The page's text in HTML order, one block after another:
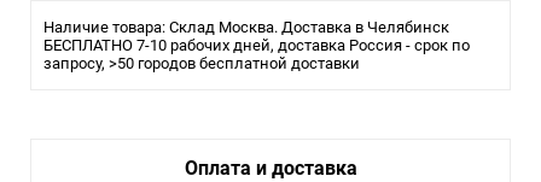
Наличие товара: Склад Москва. Доставка в Челябинск
БЕСПЛАТНО 7-10 рабочих дней, доставка Россия - срок по
запросу, >50 городов бесплатной доставки
Оплата и доставка